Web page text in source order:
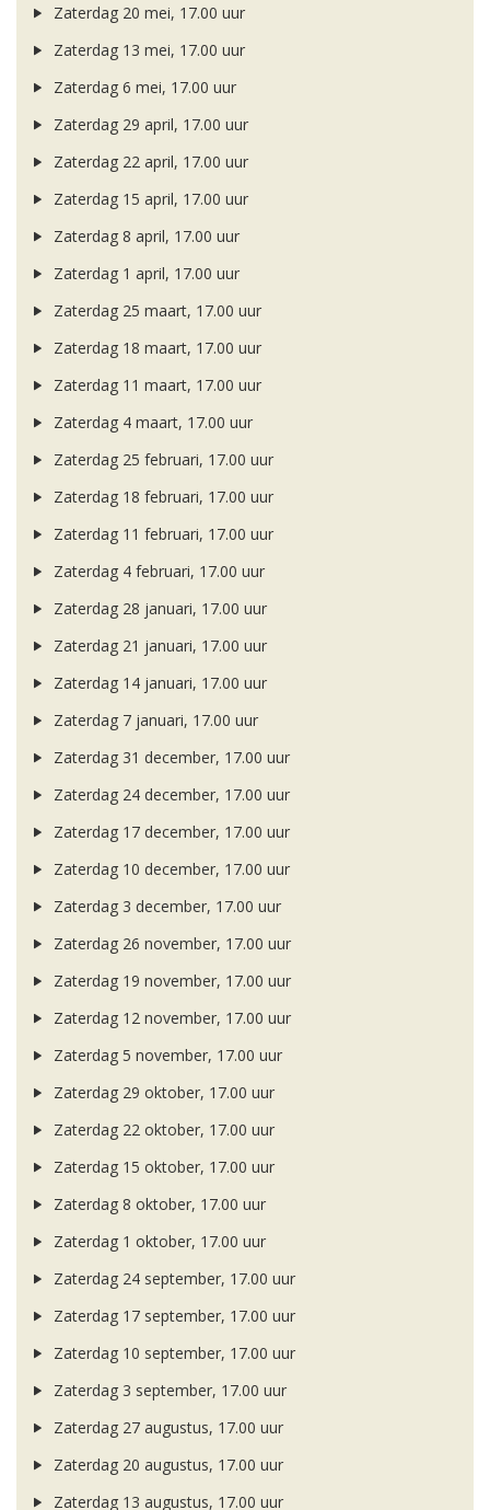
Zaterdag 20 mei, 17.00 uur
Zaterdag 13 mei, 17.00 uur
Zaterdag 6 mei, 17.00 uur
Zaterdag 29 april, 17.00 uur
Zaterdag 22 april, 17.00 uur
Zaterdag 15 april, 17.00 uur
Zaterdag 8 april, 17.00 uur
Zaterdag 1 april, 17.00 uur
Zaterdag 25 maart, 17.00 uur
Zaterdag 18 maart, 17.00 uur
Zaterdag 11 maart, 17.00 uur
Zaterdag 4 maart, 17.00 uur
Zaterdag 25 februari, 17.00 uur
Zaterdag 18 februari, 17.00 uur
Zaterdag 11 februari, 17.00 uur
Zaterdag 4 februari, 17.00 uur
Zaterdag 28 januari, 17.00 uur
Zaterdag 21 januari, 17.00 uur
Zaterdag 14 januari, 17.00 uur
Zaterdag 7 januari, 17.00 uur
Zaterdag 31 december, 17.00 uur
Zaterdag 24 december, 17.00 uur
Zaterdag 17 december, 17.00 uur
Zaterdag 10 december, 17.00 uur
Zaterdag 3 december, 17.00 uur
Zaterdag 26 november, 17.00 uur
Zaterdag 19 november, 17.00 uur
Zaterdag 12 november, 17.00 uur
Zaterdag 5 november, 17.00 uur
Zaterdag 29 oktober, 17.00 uur
Zaterdag 22 oktober, 17.00 uur
Zaterdag 15 oktober, 17.00 uur
Zaterdag 8 oktober, 17.00 uur
Zaterdag 1 oktober, 17.00 uur
Zaterdag 24 september, 17.00 uur
Zaterdag 17 september, 17.00 uur
Zaterdag 10 september, 17.00 uur
Zaterdag 3 september, 17.00 uur
Zaterdag 27 augustus, 17.00 uur
Zaterdag 20 augustus, 17.00 uur
Zaterdag 13 augustus, 17.00 uur